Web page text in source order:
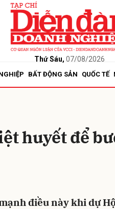
Thứ Sáu, 07/08/2026
BẤT ĐỘNG SẢN QUỐC TẾ
huyết để
điều này khi dự